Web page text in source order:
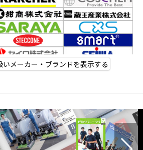
メーカー・ブランドを表示する